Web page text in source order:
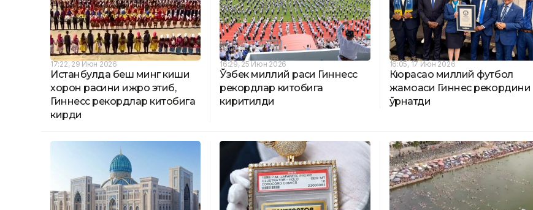
17:22, 29 Июн 2026
Истанбулда беш минг киши
хорон рақсини ижро этиб,
Гиннесс рекордлар китобига
кирди
16:29, 25 Июн 2026
Ўзбек миллий рақси Гиннесс
рекордлар китобига
киритилди
16:05, 17 Июн 2026
Кюрасао миллий футбол
жамоаси Гиннес рекордини
ўрнатди